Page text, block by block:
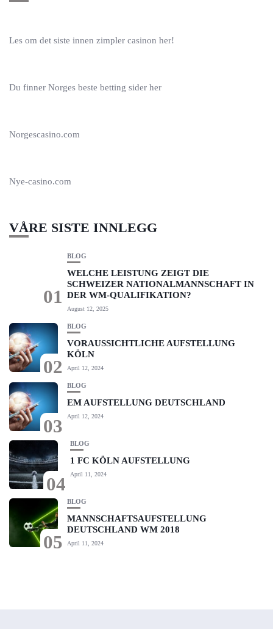
Les om det siste innen zimpler casinon her!
Du finner Norges beste betting sider her
Norgescasino.com
Nye-casino.com
VÅRE SISTE INNLEGG
01
BLOG
WELCHE LEISTUNG ZEIGT DIE
SCHWEIZER NATIONALMANNSCHAFT IN
DER WM-QUALIFIKATION?
August 12, 2025
02
BLOG
VORAUSSICHTLICHE AUFSTELLUNG
KÖLN
April 12, 2024
03
BLOG
EM AUFSTELLUNG DEUTSCHLAND
April 12, 2024
04
BLOG
1 FC KÖLN AUFSTELLUNG
April 11, 2024
05
BLOG
MANNSCHAFTSAUFSTELLUNG
DEUTSCHLAND WM 2018
April 11, 2024